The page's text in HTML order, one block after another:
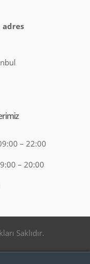
– 22:00
– 20:00
Saklıdır.